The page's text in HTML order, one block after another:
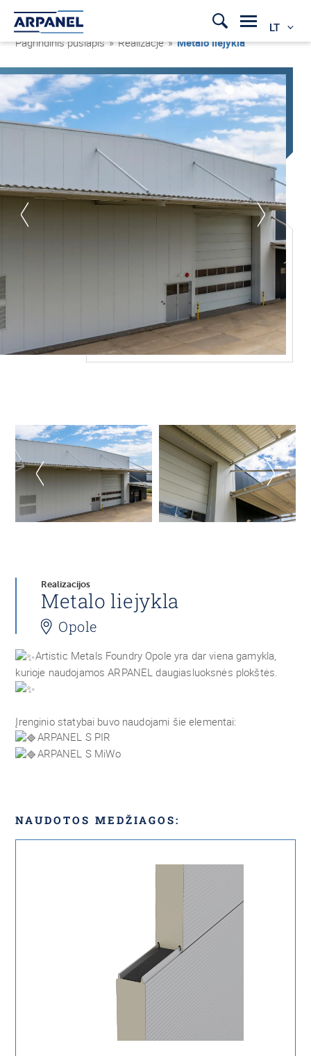
LT
Pagrindinis puslapis » Realizacje »Metalo liejykla
Realizacijos
Metalo liejykla
Opole
Artistic Metals Foundry Opole yra dar viena gamykla,
kurioje naudojamos ARPANEL daugiasluoksnės plokštės.
Įrenginio statybai buvo naudojami šie elementai:
ARPANEL S PIR
ARPANEL S MiWo
NAUDOTOS MEDŽIAGOS: